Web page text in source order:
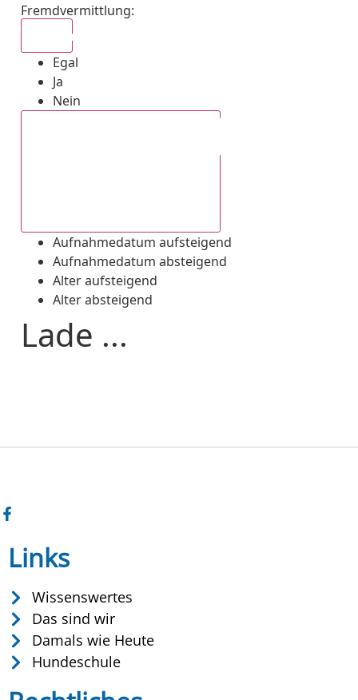
Fremdvermittlung:
Egal
Ja
Nein
Aufnahmedatum aufsteigend
Aufnahmedatum absteigend
Alter aufsteigend
Alter absteigend
Lade ...
Links
Wissenswertes
Das sind wir
Damals wie Heute
Hundeschule